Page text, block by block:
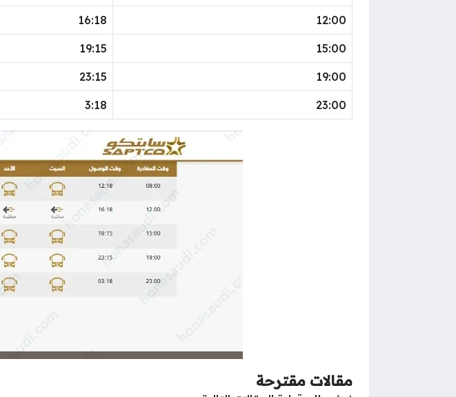
12:00
16:18
15:00
19:15
19:00
23:15
23:00
3:18
مقالات مقترحة